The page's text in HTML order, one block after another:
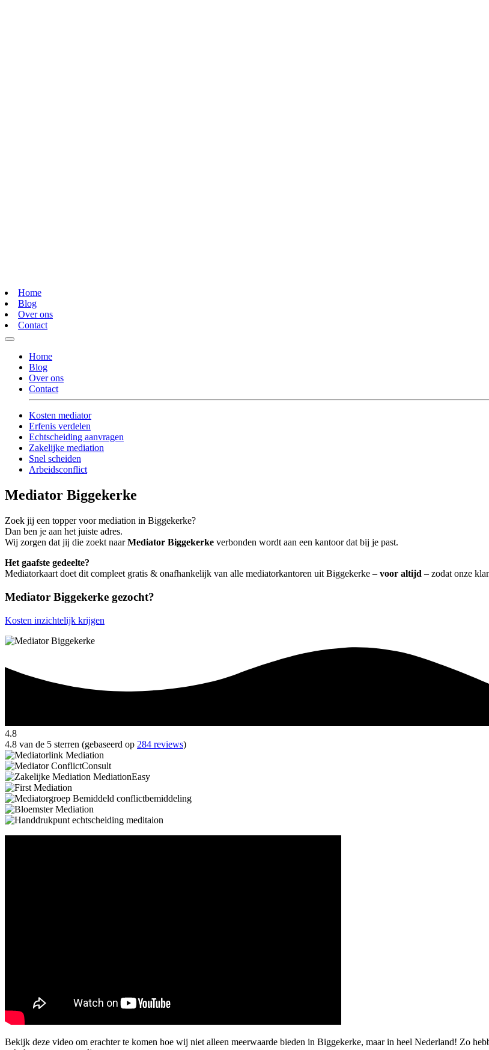
Home
Blog
Over ons
Contact
Home
Blog
Over ons
Contact
Kosten mediator
Erfenis verdelen
Echtscheiding aanvragen
Zakelijke mediation
Snel scheiden
Arbeidsconflict
Mediator Biggekerke
Zoek jij een topper voor mediation in Biggekerke?
Dan ben je aan het juiste adres.
Wij zorgen dat jij die zoekt naarMediator Biggekerke verbonden wordt aan een kantoor dat bij je past.
Het gaafste gedeelte?
Mediatorkaart doet dit compleet gratis & onafhankelijk van alle mediatorkantoren uit Biggekerke – voor altijd – zodat onze
Mediator Biggekerke gezocht?
Kosten inzichtelijk krijgen
4.8
4.8 van de 5 sterren (gebaseerd op 284 reviews)
Bekijk deze video om erachter te komen hoe wij niet alleen meerwaarde bieden in Biggekerke, maar in heel Nederland! Zo